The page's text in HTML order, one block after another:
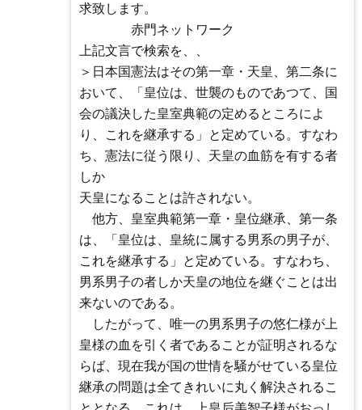
求致します。
赤門ネットワーク
上記文言で検索を、、
＞日本国憲法はその第一章・天皇、第二条に
おいて、「皇位は、世襲のものであつて、国
会の議決した皇室典範の定めるところによ
り、これを継承する」と定めている。すなわ
ち、憲法に従う限り、天皇の血筋を有する者
しか
天皇になることは許されない。
他方、皇室典範第一章・皇位継承、第一条
は、「皇位は、皇統に属する男系の男子が、
これを継承する」と定めている。すなわち、
男系男子の者しか天皇の地位を継ぐことは出
来ないのである。
したがって、唯一の男系男子の悠仁様が上
皇様の血を引く者であることが証明されるな
らば、現在我が国の世情を騒がせている皇位
継承の問題は全てきれいに丸く解決されるこ